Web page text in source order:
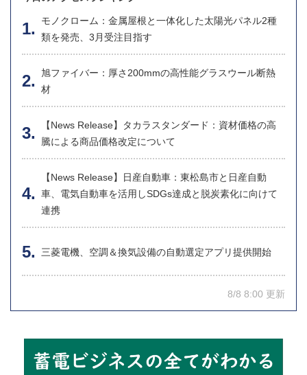
モノクローム：金属屋根と一体化した太陽光パネル2種
類を発売、3月受注目指す
旭ファイバー：厚さ200mmの高性能グラスウール断熱
材
【News Release】タカラスタンダード：資材価格の高
騰による商品価格改定について
【News Release】日産自動車：東松島市と日産自動
車、電気自動車を活用しSDGs達成と脱炭素化に向けて
連携
三菱電機、空調＆換気設備の自動選定アプリ提供開始
8/8 8:00 更新